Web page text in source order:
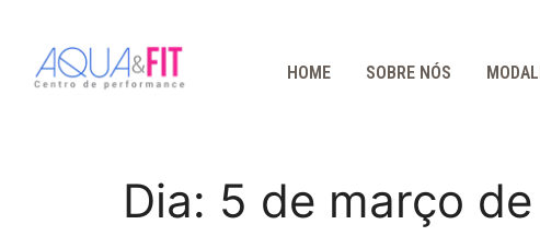
HOME SOBRE NÓS
Dia: 5 de março